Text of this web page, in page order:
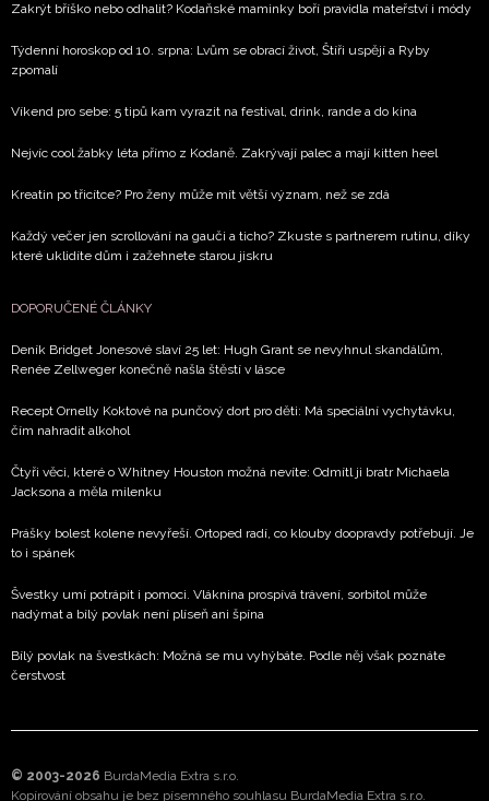
Zakrýt bříško nebo odhalit? Kodaňské maminky boří pravidla mateřství i módy
Týdenní horoskop od 10. srpna: Lvům se obrací život, Štíři uspějí a Ryby
zpomalí
Víkend pro sebe: 5 tipů kam vyrazit na festival, drink, rande a do kina
Nejvíc cool žabky léta přímo z Kodaně. Zakrývají palec a mají kitten heel
Kreatin po třicítce? Pro ženy může mít větší význam, než se zdá
Každý večer jen scrollování na gauči a ticho? Zkuste s partnerem rutinu, díky
které uklidíte dům i zažehnete starou jiskru
DOPORUČENÉ ČLÁNKY
Deník Bridget Jonesové slaví 25 let: Hugh Grant se nevyhnul skandálům,
Renée Zellweger konečně našla štěstí v lásce
Recept Ornelly Koktové na punčový dort pro děti: Má speciální vychytávku,
čím nahradit alkohol
Čtyři věci, které o Whitney Houston možná nevíte: Odmítl ji bratr Michaela
Jacksona a měla milenku
Prášky bolest kolene nevyřeší. Ortoped radí, co klouby doopravdy potřebují. Je
to i spánek
Švestky umí potrápit i pomoci. Vláknina prospívá trávení, sorbitol může
nadýmat a bílý povlak není plíseň ani špína
Bílý povlak na švestkách: Možná se mu vyhýbáte. Podle něj však poznáte
čerstvost
© 2003-2026 BurdaMedia Extra s.r.o.
Kopírování obsahu je bez písemného souhlasu BurdaMedia Extra s.r.o.